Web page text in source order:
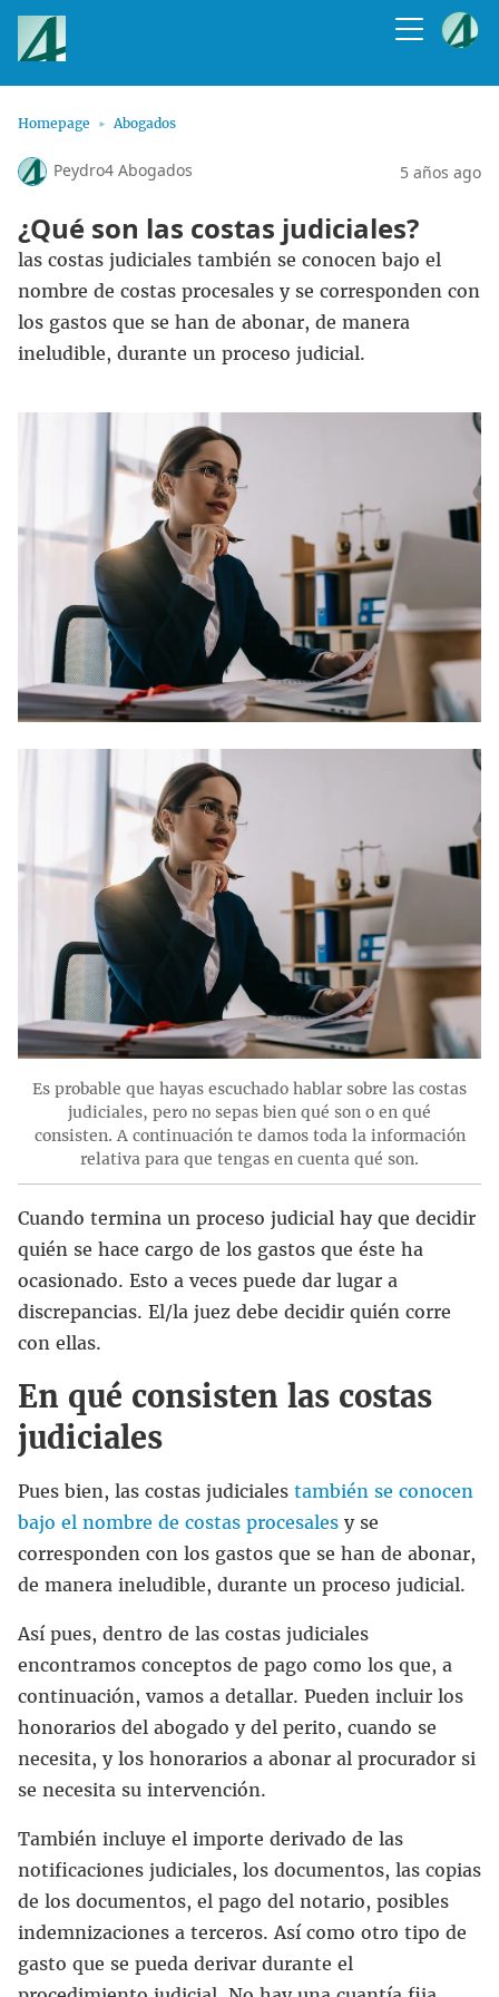
Homepage Abogados
Peydro4 Abogados 5 años ago
¿Qué son las costas judiciales?
las costas judiciales también se conocen bajo el
nombre de costas procesales y se corresponden con
los gastos que se han de abonar, de manera
ineludible, durante un proceso judicial.
Es probable que hayas escuchado hablar sobre las costas
judiciales, pero no sepas bien qué son o en qué
consisten. A continuación te damos toda la información
relativa para que tengas en cuenta qué son.
Cuando termina un proceso judicial hay que decidir
quién se hace cargo de los gastos que éste ha
ocasionado. Esto a veces puede dar lugar a
discrepancias. El/la juez debe decidir quién corre
con ellas.
En qué consisten las costas
judiciales
Pues bien, las costas judiciales también se conocen
bajo el nombre de costas procesales y se
corresponden con los gastos que se han de abonar,
de manera ineludible, durante un proceso judicial.
Así pues, dentro de las costas judiciales
encontramos conceptos de pago como los que, a
continuación, vamos a detallar. Pueden incluir los
honorarios del abogado y del perito, cuando se
necesita, y los honorarios a abonar al procurador si
se necesita su intervención.
También incluye el importe derivado de las
notificaciones judiciales, los documentos, las copias
de los documentos, el pago del notario, posibles
indemnizaciones a terceros. Así como otro tipo de
gasto que se pueda derivar durante el